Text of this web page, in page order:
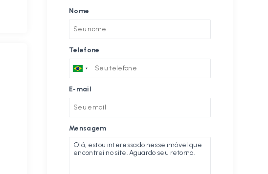
Nome
Telefone
E-mail
Mensagem